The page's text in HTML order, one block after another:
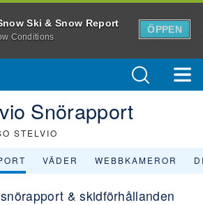
Ski & Snow Report
Conditions
ÖPPEN
Snörapport
STELVIO
VÄDER WEBBKAMEROR
& skidförhållanden